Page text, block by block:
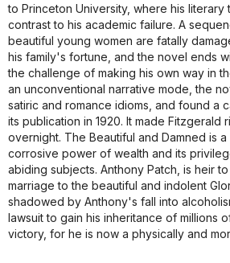
to Princeton University, where his literary
contrast to his academic failure. A
beautiful young women are fatally
his family's fortune, and the novel ends
the challenge of making his own way in
an unconventional narrative mode, the
satiric and romance idioms, and found a
its publication in 1920. It made Fitzgerald
overnight. The Beautiful and Damned is
corrosive power of wealth and its
abiding subjects. Anthony Patch, is heir
marriage to the beautiful and indolent
shadowed by Anthony's fall into
lawsuit to gain his inheritance of millions
victory, for he is now a physically and